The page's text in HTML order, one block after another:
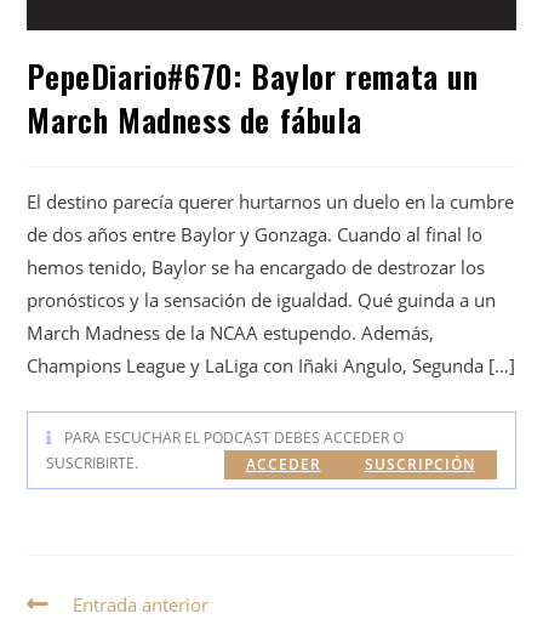
PepeDiario#670: Baylor remata un
March Madness de fábula
El destino parecía querer hurtarnos un duelo en la cumbre
de dos años entre Baylor y Gonzaga. Cuando al final lo
hemos tenido, Baylor se ha encargado de destrozar los
pronósticos y la sensación de igualdad. Qué guinda a un
March Madness de la NCAA estupendo. Además,
Champions League y LaLiga con Iñaki Angulo, Segunda […]
PARA ESCUCHAR EL PODCAST DEBES ACCEDER O
SUSCRIBIRTE.
SUSCRIPCIÓN
ACCEDER
Entrada anterior